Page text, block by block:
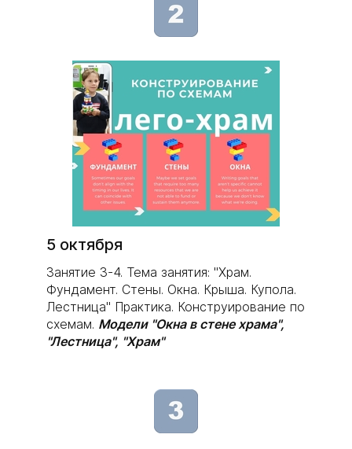
5 октября
Занятие 3-4. Тема занятия: "Храм.
Фундамент. Стены. Окна. Крыша. Купола.
Лестница" Практика. Конструирование по
схемам. Модели "Окна в стене храма",
"Лестница", "Храм"